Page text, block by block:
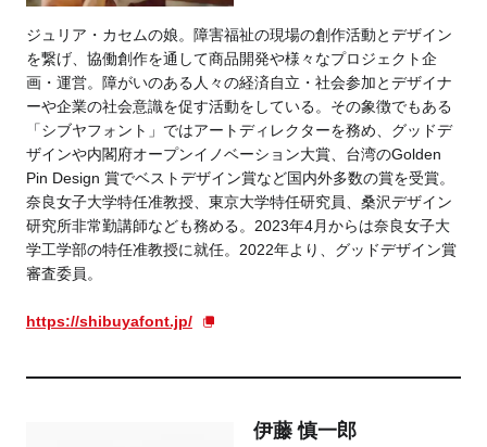
ジュリア・カセムの娘。障害福祉の現場の創作活動とデザイン
を繋げ、協働創作を通して商品開発や様々なプロジェクト企
画・運営。障がいのある人々の経済自立・社会参加とデザイナ
ーや企業の社会意識を促す活動をしている。その象徴でもある
「シブヤフォント」ではアートディレクターを務め、グッドデ
ザインや内閣府オープンイノベーション大賞、台湾のGolden
Pin Design 賞でベストデザイン賞など国内外多数の賞を受賞。
奈良女子大学特任准教授、東京大学特任研究員、桑沢デザイン
研究所非常勤講師なども務める。2023年4月からは奈良女子大
学工学部の特任准教授に就任。2022年より、グッドデザイン賞
審査委員。
https://shibuyafont.jp/
伊藤 慎一郎